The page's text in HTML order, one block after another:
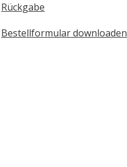
Rückgabe
Bestellformular downloaden